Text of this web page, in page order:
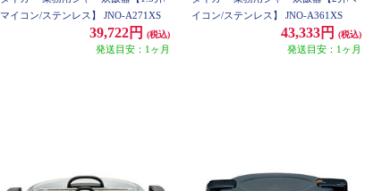
マイコン/ステンレス】 JNO-A271XS
39,722円 (税込)
発送目安：1ヶ月
イコン/ステンレス】 JNO-A361XS
43,333円 (税込)
発送目安：1ヶ月